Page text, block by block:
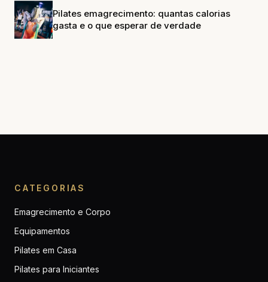
Pilates emagrecimento: quantas calorias
gasta e o que esperar de verdade
CATEGORIAS
Emagrecimento e Corpo
Equipamentos
Pilates em Casa
Pilates para Iniciantes